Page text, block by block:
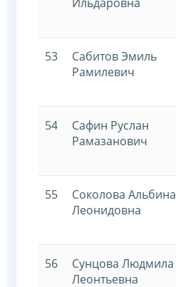
53
Сабитов Эмиль
Рамилевич
54
Сафин Руслан
Рамазанович
55
Соколова Альбина
Леонидовна
56
Сунцова Людмила
Леонтьевна